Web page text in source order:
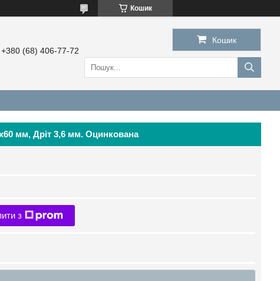
Кошик
+380 (68) 406-77-72
Кошик
мм, Дріт 3,6 мм. Оцинкована
з